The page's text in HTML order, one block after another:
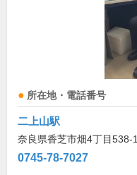
所在地・電話番号
二上山駅
奈良県香芝市畑4丁目538-1
0745-78-7027